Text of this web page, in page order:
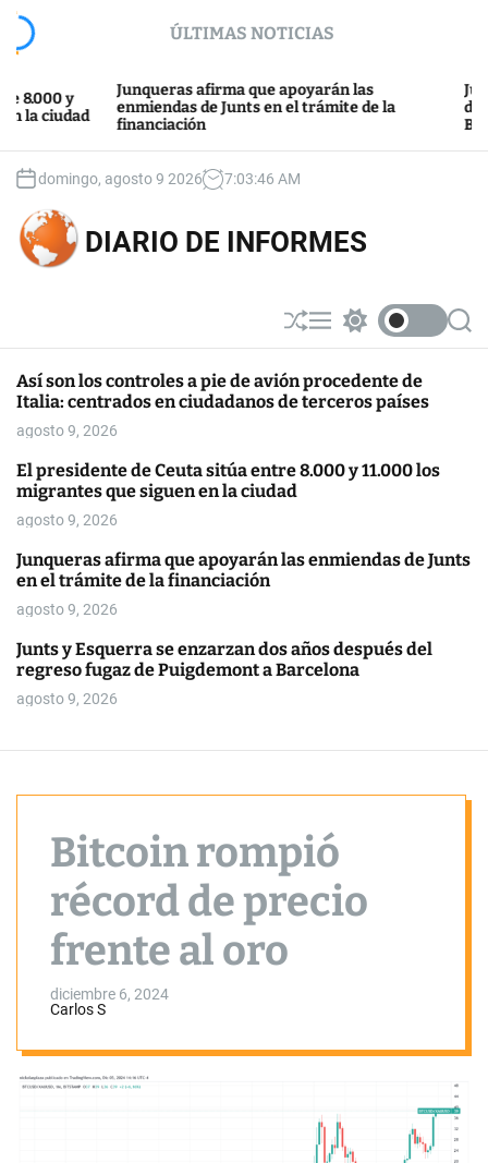
c
ÚLTIMAS NOTICIAS
Junqueras afirma que apoyarán las
enmiendas de Junts en el trámite de la
financiación
Junts y
después del
domingo, agosto 9 2026 7:03:47 AM
DIARIO DE INFORMES
S
h
ff
l
M
e
u
w
t
c
l
d
S
e
Así son los controles a pie de avión procedente de
Italia: centrados en ciudadanos de terceros países
agosto 9, 2026
El presidente de Ceuta sitúa entre 8.000 y 11.000 los
migrantes que siguen en la ciudad
agosto 9, 2026
Junqueras afirma que apoyarán las enmiendas de Junts
en el trámite de la financiación
agosto 9, 2026
Junts y Esquerra se enzarzan dos años después del
regreso fugaz de Puigdemont a Barcelona
agosto 9, 2026
Bitcoin rompió
récord de precio
frente al oro
diciembre 6, 2024
Carlos S